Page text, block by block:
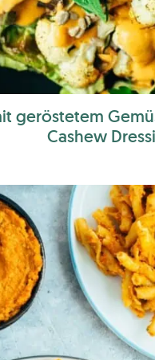
geröstetem
Cashew